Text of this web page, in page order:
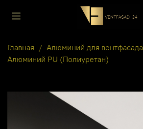
Главная
Алюминий для вентфасада
Алюминий PU (Полиуретан)